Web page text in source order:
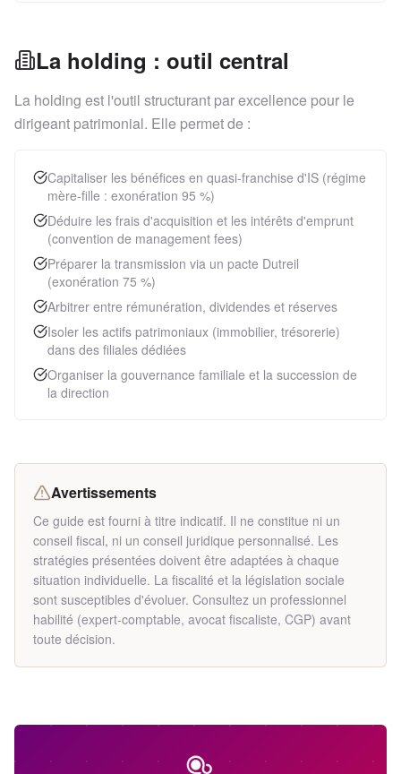
La holding : outil central
La holding est l'outil structurant par excellence pour le
dirigeant patrimonial. Elle permet de :
Capitaliser les bénéfices en quasi-franchise d'IS (régime
mère-fille : exonération 95 %)
Déduire les frais d'acquisition et les intérêts d'emprunt
(convention de management fees)
Préparer la transmission via un pacte Dutreil
(exonération 75 %)
Arbitrer entre rémunération, dividendes et réserves
Isoler les actifs patrimoniaux (immobilier, trésorerie)
dans des filiales dédiées
Organiser la gouvernance familiale et la succession de
la direction
Avertissements
Ce guide est fourni à titre indicatif. Il ne constitue ni un
conseil fiscal, ni un conseil juridique personnalisé. Les
stratégies présentées doivent être adaptées à chaque
situation individuelle. La fiscalité et la législation sociale
sont susceptibles d'évoluer. Consultez un professionnel
habilité (expert-comptable, avocat fiscaliste, CGP) avant
toute décision.